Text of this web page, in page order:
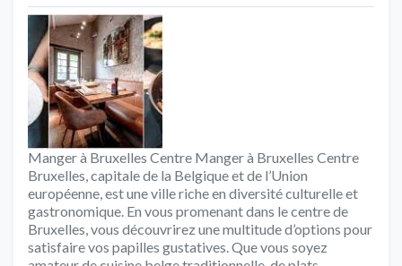
Manger à Bruxelles Centre Manger à Bruxelles Centre
Bruxelles, capitale de la Belgique et de l’Union
européenne, est une ville riche en diversité culturelle et
gastronomique. En vous promenant dans le centre de
Bruxelles, vous découvrirez une multitude d’options pour
satisfaire vos papilles gustatives. Que vous soyez